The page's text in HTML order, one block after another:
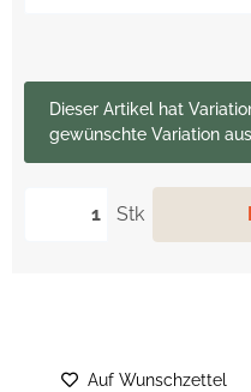
Stk
xDieser Artikel hat
gewünschte Variation
Auf Wunschzettel